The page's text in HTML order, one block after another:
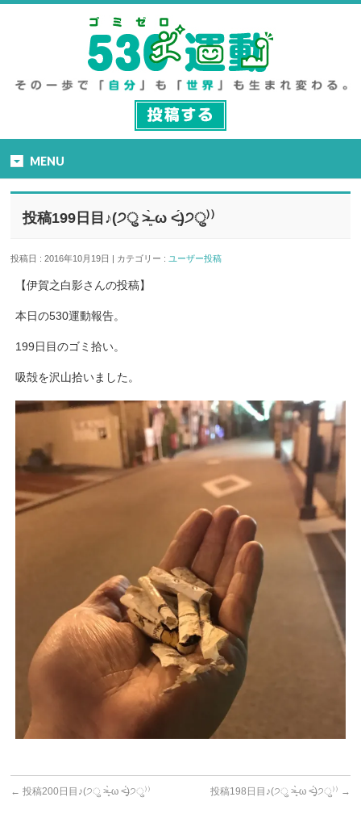
MENU
投稿199日目♪(੭ु ˃̶͈̀ ω ˂̶͈́)੭ु⁾⁾
投稿日 : 2016年10月19日 | カテゴリー :ユーザー投稿
【伊賀之白影さんの投稿】
本日の530運動報告。
199日目のゴミ拾い。
吸殻を沢山拾いました。
← 投稿200日目♪(੭ु ˃̶͈̀ ω ˂̶͈́)੭ु⁾⁾ 投稿198日目♪(੭ु ˃̶͈̀ ω ˂̶͈́)੭ु⁾⁾ →